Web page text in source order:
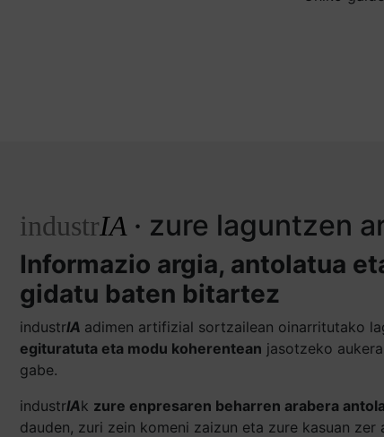
industrIA · zure laguntzen
Informazio argia, antolatua
gidatu baten bitartez
industrIA adimen artifizial sortzailean oinarritutako
egituratuta eta modu koherentean jasotzeko
gabe.
industrIAk zure enpresaren beharren arabera
dauden, zuri zein komeni zaizun eta zure kasuan